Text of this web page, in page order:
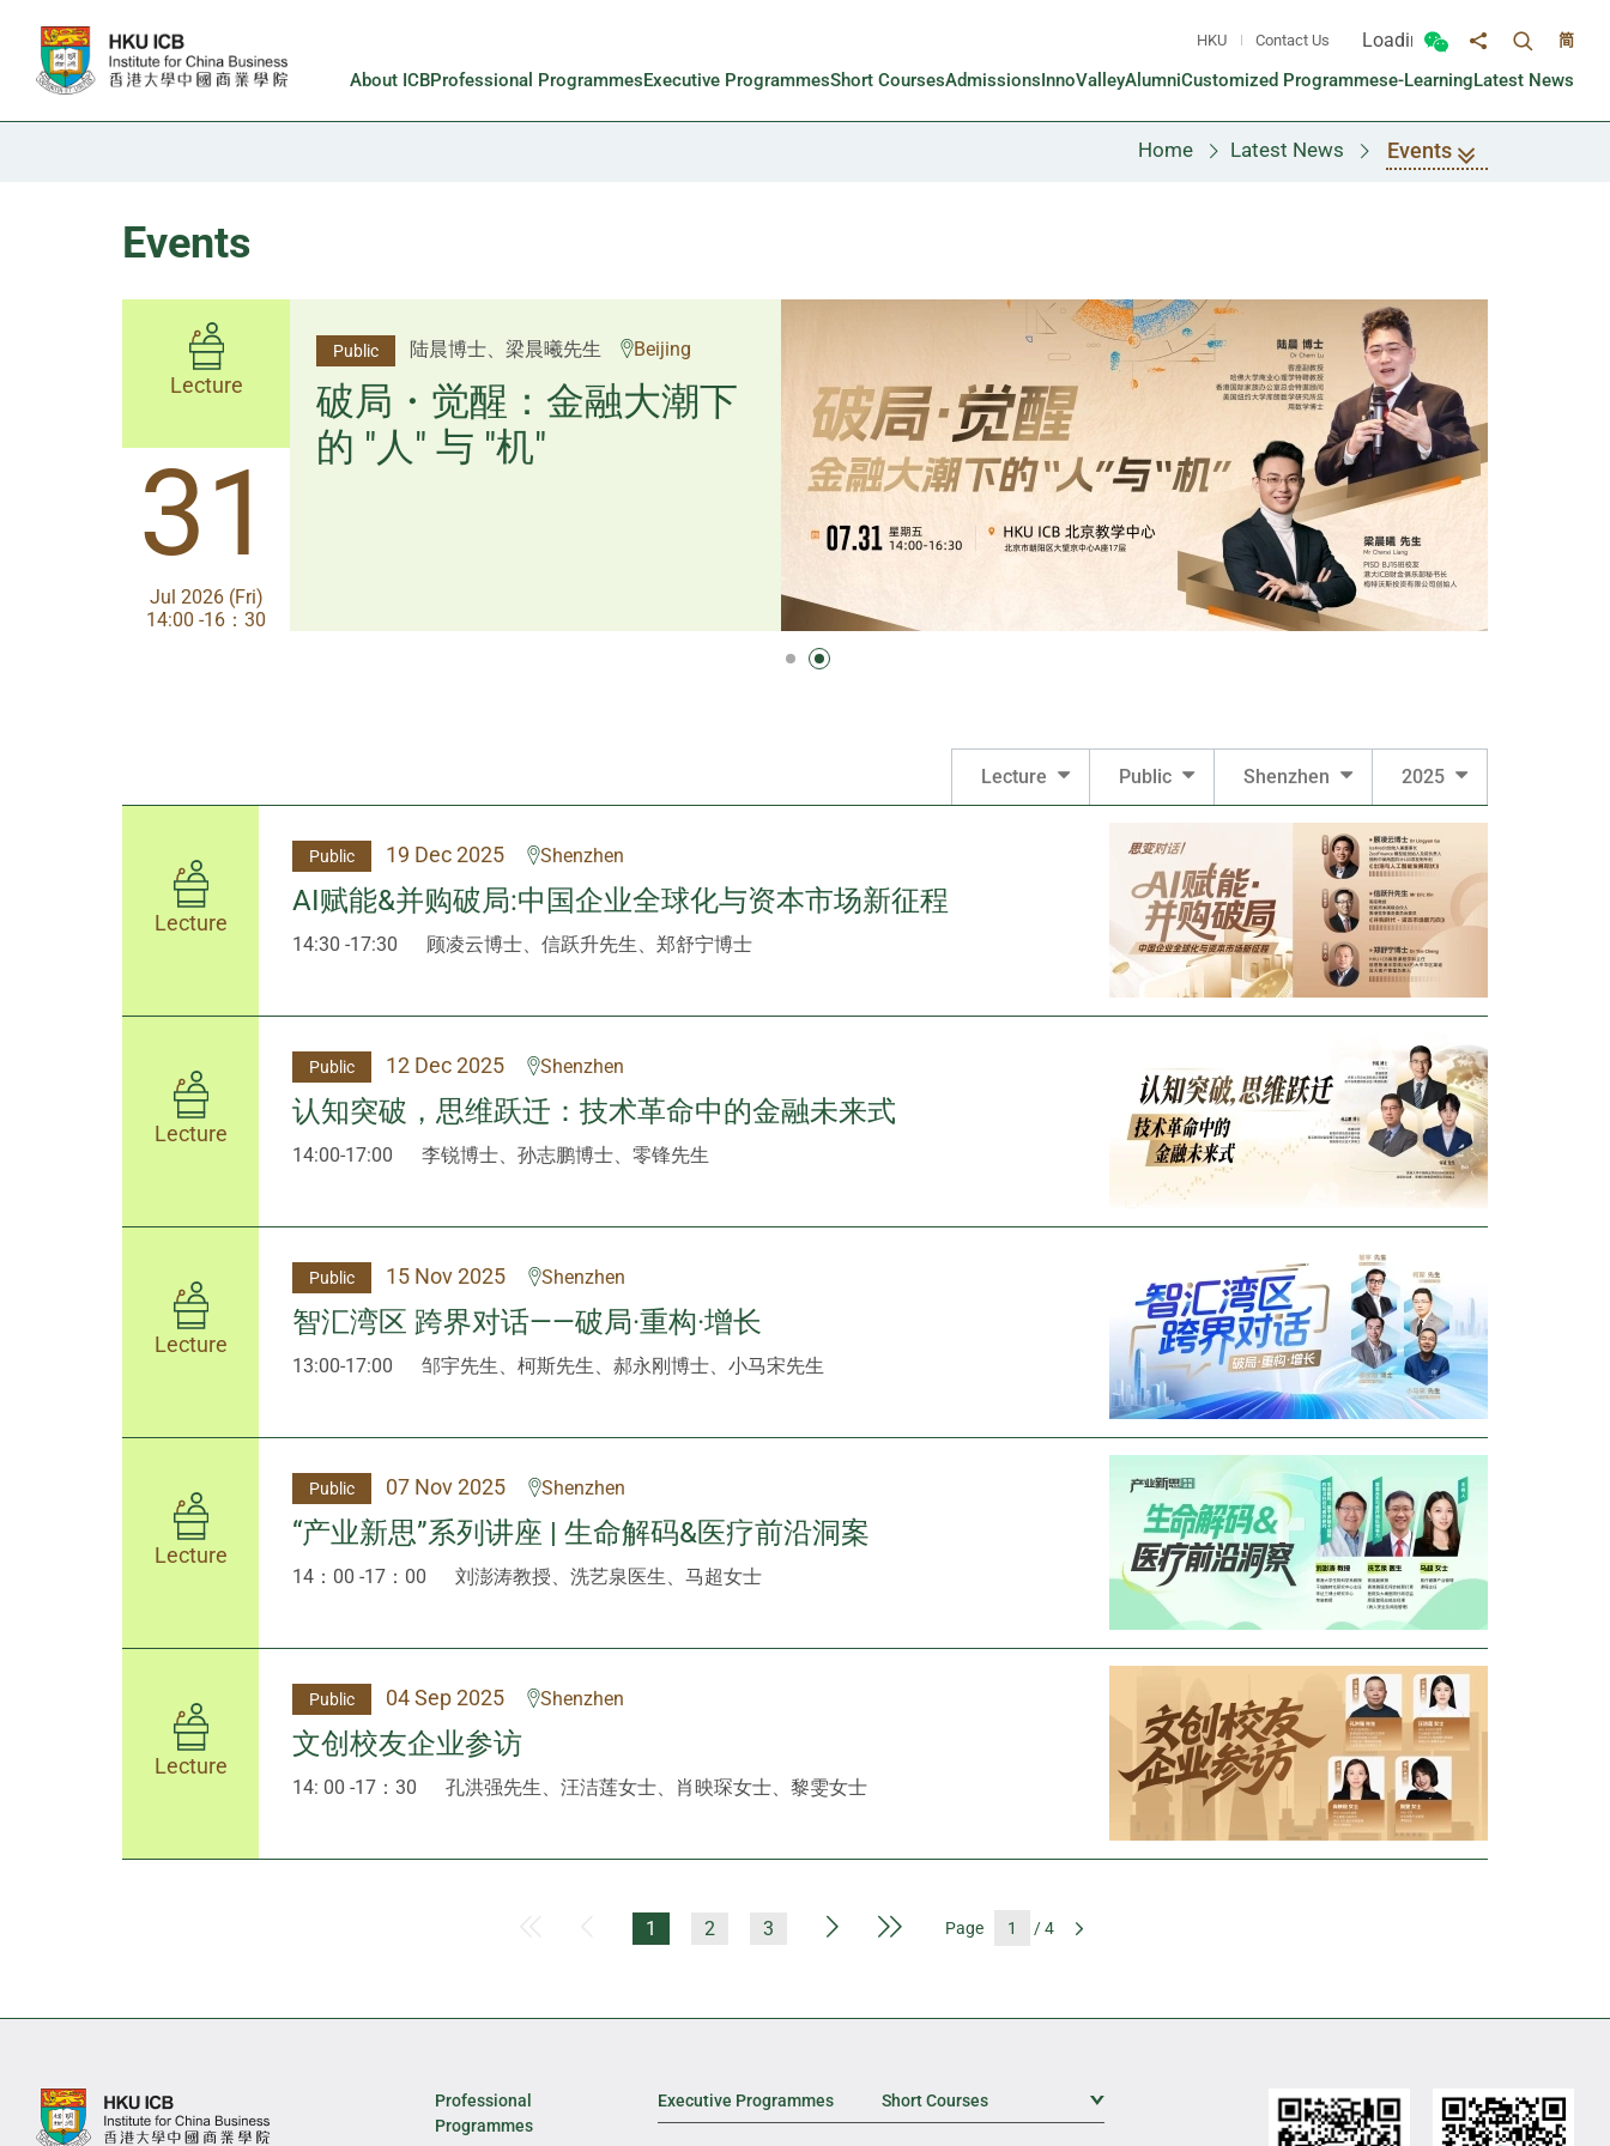
HKU Contact Us Loading...
Toggle Wechat panel
Share toToggle
简
About ICBProfessional ProgrammesExecutive ProgrammesShort CoursesAdmissionsInnoValleyAlumniCustomized Programmese-LearningLatest News
Home Latest News Events
Events
Lecture
31
Jul 2026 (Fri)
14:00-17:30
Public 杨文斌先生、邱良弼先生 Guangzhou
逻辑×算法：重塑资产配
置内核
Lecture
31
Jul 2026 (Fri)
14:00 -16：30
Public 陆晨博士、梁晨曦先生 Beijing
破局・觉醒：金融大潮下
的 "人" 与 "机"
Lecture Public Shenzhen 2025
Lecture
Public 19 Dec 2025 Shenzhen
AI赋能&并购破局:中国企业全球化与资本市场新征程
14:30 -17:30 顾凌云博士、信跃升先生、郑舒宁博士
Lecture
Public 12 Dec 2025 Shenzhen
认知突破，思维跃迁：技术革命中的金融未来式
14:00-17:00 李锐博士、孙志鹏博士、零锋先生
Lecture
Public 15 Nov 2025 Shenzhen
智汇湾区 跨界对话——破局·重构·增长
13:00-17:00 邹宇先生、柯斯先生、郝永刚博士、小马宋先生
Lecture
Public 07 Nov 2025 Shenzhen
“产业新思”系列讲座 | 生命解码&医疗前沿洞案
14：00 -17：00 刘澎涛教授、洗艺泉医生、马超女士
Lecture
Public 04 Sep 2025 Shenzhen
文创校友企业参访
14: 00 -17：30 孔洪强先生、汪洁莲女士、肖映琛女士、黎雯女士
Previous Page
1 2 3 Next PageLast Page
Page / 4
Professional
Programmes
Executive Programmes Short Courses